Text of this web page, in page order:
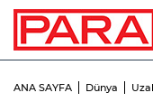
ANA SAYFA Dünya